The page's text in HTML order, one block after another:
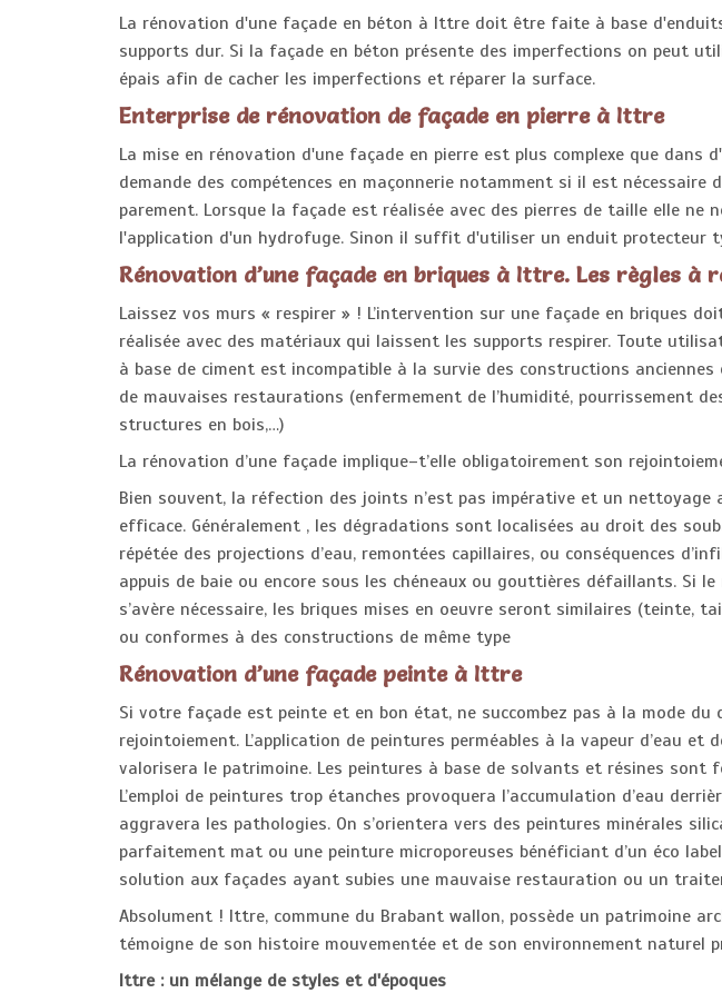
La rénovation d'une façade en béton à Ittre doit être faite à base
supports dur. Si la façade en béton présente des imperfections on peut
épais afin de cacher les imperfections et réparer la surface.
Enterprise de rénovation de façade en pierre à Ittre
La mise en rénovation d'une façade en pierre est plus complexe que dans
demande des compétences en maçonnerie notamment si il est nécessaire
parement. Lorsque la façade est réalisée avec des pierres de taille elle ne
l'application d'un hydrofuge. Sinon il suffit d'utiliser un enduit protecteur
Rénovation d’une façade en briques à Ittre. Les règles à
Laissez vos murs « respirer » ! L’intervention sur une façade en briques
réalisée avec des matériaux qui laissent les supports respirer. Toute
à base de ciment est incompatible à la survie des constructions
de mauvaises restaurations (enfermement de l’humidité, pourrissement
structures en bois,…)
La rénovation d’une façade implique–t’elle obligatoirement son
Bien souvent, la réfection des joints n’est pas impérative et un nettoyage
efficace. Généralement , les dégradations sont localisées au droit des
répétée des projections d’eau, remontées capillaires, ou conséquences
appuis de baie ou encore sous les chéneaux ou gouttières défaillants. Si le
s’avère nécessaire, les briques mises en oeuvre seront similaires (teinte,
ou conformes à des constructions de même type
Rénovation d’une façade peinte à Ittre
Si votre façade est peinte et en bon état, ne succombez pas à la mode du
rejointoiement. L’application de peintures perméables à la vapeur d’eau et
valorisera le patrimoine. Les peintures à base de solvants et résines sont
L’emploi de peintures trop étanches provoquera l’accumulation d’eau
aggravera les pathologies. On s’orientera vers des peintures minérales
parfaitement mat ou une peinture microporeuses bénéficiant d’un éco
solution aux façades ayant subies une mauvaise restauration ou un
Absolument ! Ittre, commune du Brabant wallon, possède un patrimoine
témoigne de son histoire mouvementée et de son environnement naturel
Ittre : un mélange de styles et d'époques